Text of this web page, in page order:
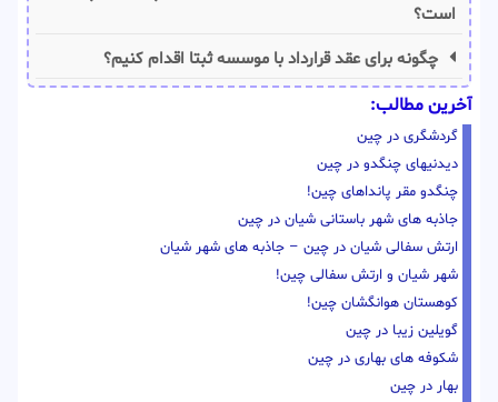
است؟
چگونه برای عقد قرارداد با موسسه ثبتا اقدام کنیم؟
آخرین مطالب:
گردشگری در چین
دیدنیهای چنگدو در چین
چنگدو مقر پانداهای چین!
جاذبه های شهر باستانی شیان در چین
ارتش سفالی شیان در چین – جاذبه های شهر شیان
شهر شیان و ارتش سفالی چین!
کوهستان هوانگشان چین!
گویلین زیبا در چین
شکوفه های بهاری در چین
بهار در چین